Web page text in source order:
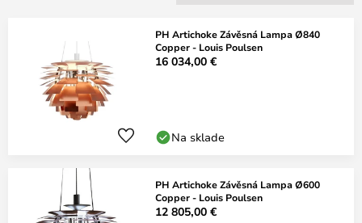
PH Artichoke Závěsná Lampa Ø840
Copper - Louis Poulsen
16 034,00 €
Na sklade
PH Artichoke Závěsná Lampa Ø600
Copper - Louis Poulsen
12 805,00 €